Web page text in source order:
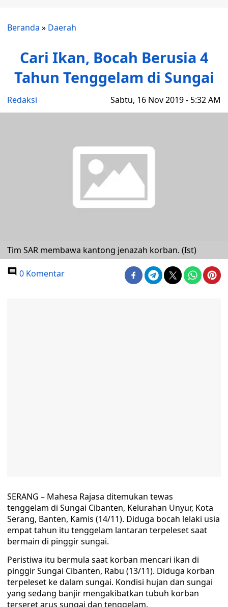
Beranda » Daerah
Cari Ikan, Bocah Berusia 4
Tahun Tenggelam di Sungai
Redaksi Sabtu, 16 Nov 2019 - 5:32 AM
Tim SAR membawa kantong jenazah korban. (Ist)
0 Komentar
SERANG – Mahesa Rajasa ditemukan tewas
tenggelam di Sungai Cibanten, Kelurahan Unyur, Kota
Serang, Banten, Kamis (14/11). Diduga bocah lelaki usia
empat tahun itu tenggelam lantaran terpeleset saat
bermain di pinggir sungai.
Peristiwa itu bermula saat korban mencari ikan di
pinggir Sungai Cibanten, Rabu (13/11). Diduga korban
terpeleset ke dalam sungai. Kondisi hujan dan sungai
yang sedang banjir mengakibatkan tubuh korban
terseret arus sungai dan tenggelam.